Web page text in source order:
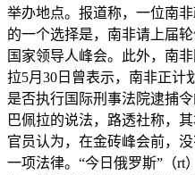
举办地点。报道称，一位南
的一个选择是，南非请上届
国家领导人峰会。此外，南
拉5月30日曾表示，南非正计
是否执行国际刑事法院逮捕
巴佩拉的说法，路透社称，
官员认为，在金砖峰会前，
一项法律。“今日俄罗斯”（rt